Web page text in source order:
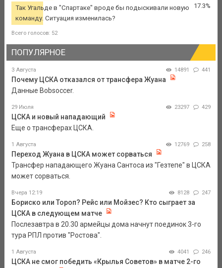
Так Угальде в "Спартаке" вроде бы подыскивали новую
команду. Ситуация изменилась?
17.3%
Всего голосов: 52
ПОПУЛЯРНОЕ
3 Августа 14891 441
Почему ЦСКА отказался от трансфера Жуана
Данные Bobsoccer.
29 Июля 23297 429
ЦСКА и новый нападающий
Еще о трансферах ЦСКА.
1 Августа 12769 258
Переход Жуана в ЦСКА может сорваться
Трансфер нападающего Жуана Сантоса из "Гезтепе" в ЦСКА
может сорваться.
Вчера 12:19 8128 247
Бориско или Тороп? Рейс или Мойзес? Кто сыграет за
ЦСКА в следующем матче
Послезавтра в 20.30 армейцы дома начнут поединок 3-го
тура РПЛ против "Ростова".
1 Августа 4041 246
ЦСКА не смог победить «Крылья Советов» в матче 2-го